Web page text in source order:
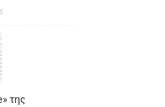
της